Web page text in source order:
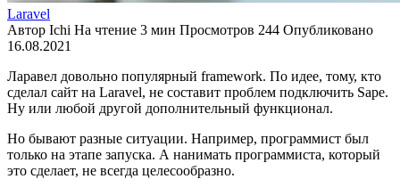
Laravel
Автор Ichi На чтение 3 мин Просмотров 244 Опубликовано
16.08.2021
Ларавел довольно популярный framework. По идее, тому, кто
сделал сайт на Laravel, не составит проблем подключить Sape.
Ну или любой другой дополнительный функционал.
Но бывают разные ситуации. Например, программист был
только на этапе запуска. А нанимать программиста, который
это сделает, не всегда целесообразно.